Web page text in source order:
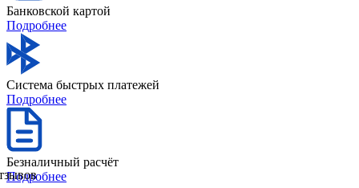
Банковской картой
Подробнее
Система быстрых платежей
Подробнее
Безналичный расчёт
Подробнее